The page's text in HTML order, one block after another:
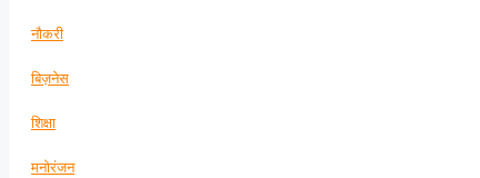
नौकरी
बिज़नेस
शिक्षा
मनोरंजन